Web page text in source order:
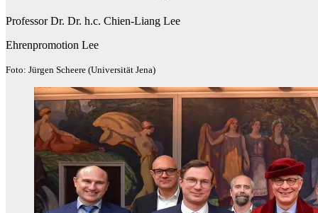
Professor Dr. Dr. h.c. Chien-Liang Lee
Ehrenpromotion Lee
Foto: Jürgen Scheere (Universität Jena)